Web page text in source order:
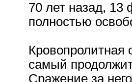
70 лет назад, 13
полностью
самый
Сражение за